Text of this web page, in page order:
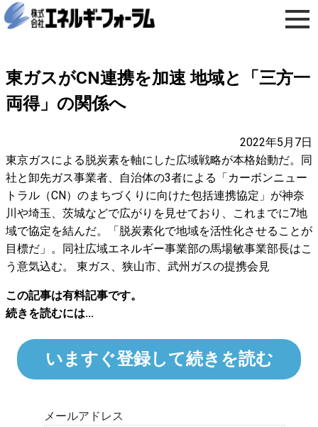
東ガスがCN連携を加速 地域と「三方一
両得」の関係へ
2022年5月7日
東京ガスによる脱炭素を軸にした広域戦略が本格始動だ。同
社と卸先ガス事業者、自治体の3者による「カーボンニュー
トラル（CN）のまちづくりに向けた包括連携協定」が神奈
川や埼玉、茨城などで広がりを見せており、これまでに7地
域で協定を結んだ。「脱炭素化で地域を活性化させることが
目標だ」。同社広域エネルギー事業部の馬場敏事業部長はこ
う意気込む。 東ガス、狭山市、武州ガスの提携会見
この記事は有料記事です。
続きを読むには...
いますぐ登録して続きを読む
メールアドレス